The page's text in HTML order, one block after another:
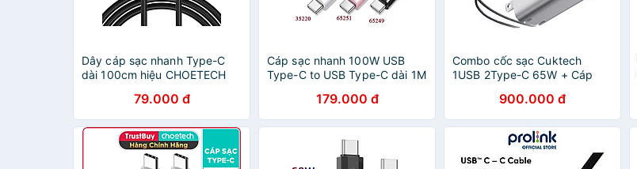
Dây cáp sạc nhanh Type-C
dài 100cm hiệu CHOETECH
cho Smartphone / Tablet /
Macbook / Laptop Type C
(3A, công suất 60W, truyền
data tốc độ cao) - Hàng chính
79.000 đ
Cáp sạc nhanh 100W USB
Type-C to USB Type-C dài 1M
179.000 đ
Combo cốc sạc Cuktech
1USB 2Type-C 65W + Cáp
AD653C - Hàng chính hãng
900.000 đ